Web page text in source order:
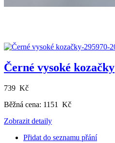
Černé vysoké kozačky
739 Kč
Běžná cena: 1151 Kč
Zobrazit detaily
Přidat do seznamu přání